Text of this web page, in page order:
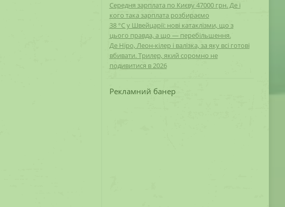
Середня зарплата по Києву 47000 грн. Де і
кого така зарплата розбираємо
38 °C у Швейцарії: нові катаклізми, що з
цього правда, а що — перебільшення.
Де Ніро, Леон-кілер і валізка, за яку всі готові
вбивати. Трилер, який соромно не
подивитися в 2026
Рекламний банер